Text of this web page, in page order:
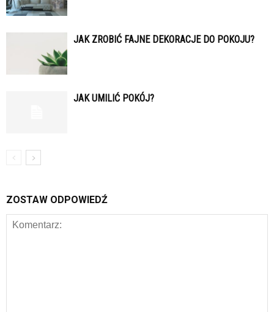
JAK ZROBIĆ FAJNE DEKORACJE DO POKOJU?
JAK UMILIĆ POKÓJ?
ZOSTAW ODPOWIEDŹ